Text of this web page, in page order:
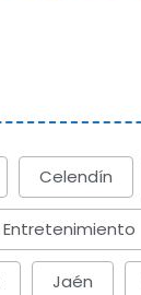
Celendín
Entretenimiento
Jaén